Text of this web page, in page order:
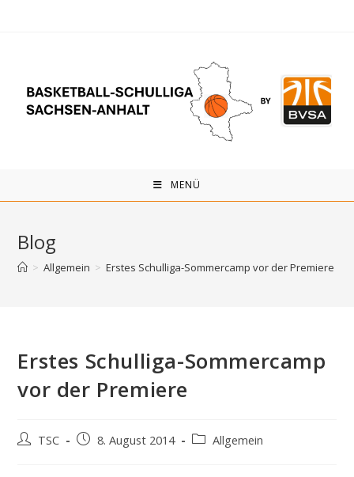
MENÜ
Blog
> Allgemein > Erstes Schulliga-Sommercamp vor der Premiere
Erstes Schulliga-Sommercamp
vor der Premiere
Beitrags-
TSC
Beitrag8. August 2014
Beitrags-
Allgemein